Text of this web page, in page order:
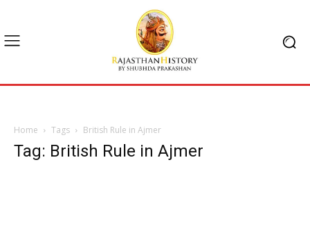
Home Tags British Rule in Ajmer
Tag: British Rule in Ajmer